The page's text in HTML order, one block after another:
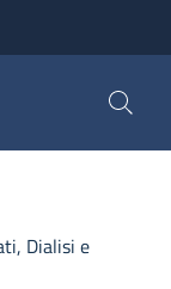
Dialisi e